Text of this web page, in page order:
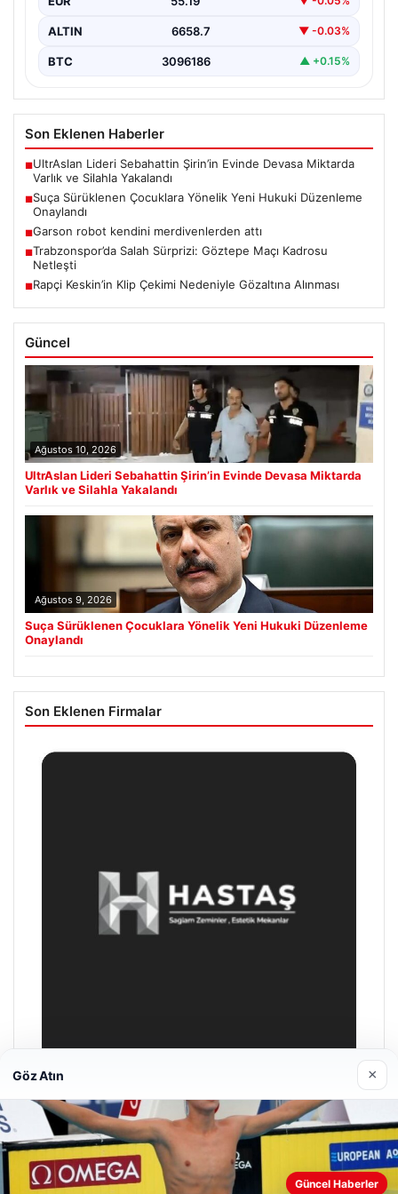
ALTIN 6658.7 ▼ -0.03%
BTC 3096186 ▲ +0.15%
Son Eklenen Haberler
■UltrAslan Lideri Sebahattin Şirin’in Evinde Devasa Miktarda
Varlık ve Silahla Yakalandı
■Suça Sürüklenen Çocuklara Yönelik Yeni Hukuki Düzenleme
Onaylandı
■Garson robot kendini merdivenlerden attı
■Trabzonspor’da Salah Sürprizi: Göztepe Maçı Kadrosu
Netleşti
■Rapçi Keskin’in Klip Çekimi Nedeniyle Gözaltına Alınması
Güncel
Ağustos 10, 2026
UltrAslan Lideri Sebahattin Şirin’in Evinde Devasa Miktarda
Varlık ve Silahla Yakalandı
Ağustos 9, 2026
Suça Sürüklenen Çocuklara Yönelik Yeni Hukuki Düzenleme
Onaylandı
Son Eklenen Firmalar
Prenses Night Club
Nisan 29, 2026
Göz Atın ×
Güncel Haberler